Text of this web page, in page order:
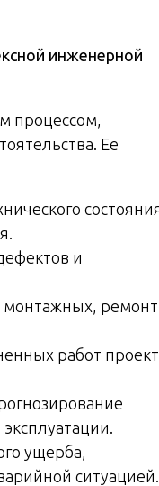
инженерной
процессом,
Ее
и
монтажных,
работ
ущерба,
ситуацией.